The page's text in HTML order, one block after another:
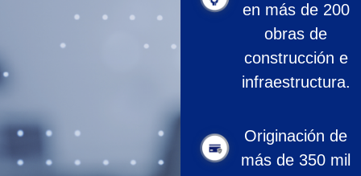
en más de 200
obras de
construcción e
infraestructura.
Originación de
más de 350 mil